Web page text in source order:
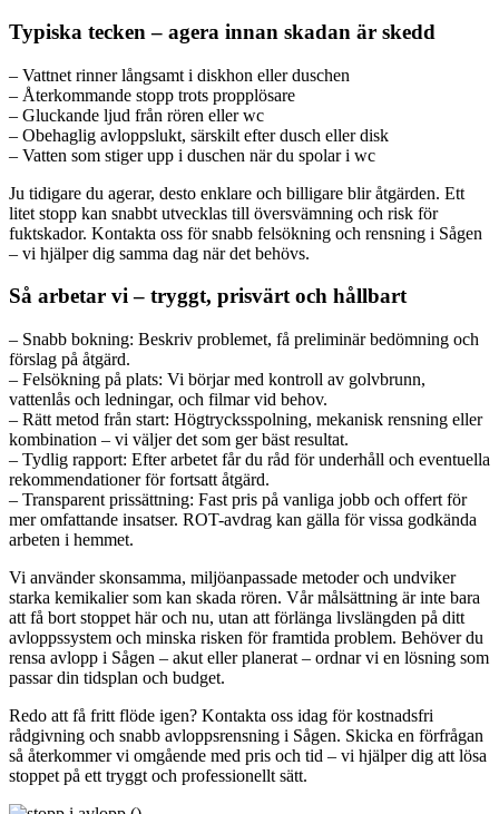
Typiska tecken – agera innan skadan är skedd
– Vattnet rinner långsamt i diskhon eller duschen
– Återkommande stopp trots propplösare
– Gluckande ljud från rören eller wc
– Obehaglig avloppslukt, särskilt efter dusch eller disk
– Vatten som stiger upp i duschen när du spolar i wc
Ju tidigare du agerar, desto enklare och billigare blir åtgärden. Ett
litet stopp kan snabbt utvecklas till översvämning och risk för
fuktskador. Kontakta oss för snabb felsökning och rensning i Sågen
– vi hjälper dig samma dag när det behövs.
Så arbetar vi – tryggt, prisvärt och hållbart
– Snabb bokning: Beskriv problemet, få preliminär bedömning och
förslag på åtgärd.
– Felsökning på plats: Vi börjar med kontroll av golvbrunn,
vattenlås och ledningar, och filmar vid behov.
– Rätt metod från start: Högtrycksspolning, mekanisk rensning eller
kombination – vi väljer det som ger bäst resultat.
– Tydlig rapport: Efter arbetet får du råd för underhåll och eventuella
rekommendationer för fortsatt åtgärd.
– Transparent prissättning: Fast pris på vanliga jobb och offert för
mer omfattande insatser. ROT-avdrag kan gälla för vissa godkända
arbeten i hemmet.
Vi använder skonsamma, miljöanpassade metoder och undviker
starka kemikalier som kan skada rören. Vår målsättning är inte bara
att få bort stoppet här och nu, utan att förlänga livslängden på ditt
avloppssystem och minska risken för framtida problem. Behöver du
rensa avlopp i Sågen – akut eller planerat – ordnar vi en lösning som
passar din tidsplan och budget.
Redo att få fritt flöde igen? Kontakta oss idag för kostnadsfri
rådgivning och snabb avloppsrensning i Sågen. Skicka en förfrågan
så återkommer vi omgående med pris och tid – vi hjälper dig att lösa
stoppet på ett tryggt och professionellt sätt.